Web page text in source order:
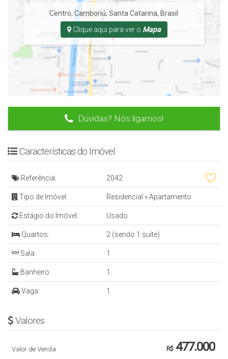
Centro,Camboriú,Santa Catarina, Brasil
Clique aqui para ver o Mapa
Dúvidas? Nós ligamos!
Características do Imóvel
Referência: 2042
Tipo de Imóvel: Residencial »Apartamento
Estágio do Imóvel: Usado
Quartos: 2 (sendo 1 suíte)
Sala: 1
Banheiro: 1
Vaga: 1
Valores
R$477.000
Valor de Venda